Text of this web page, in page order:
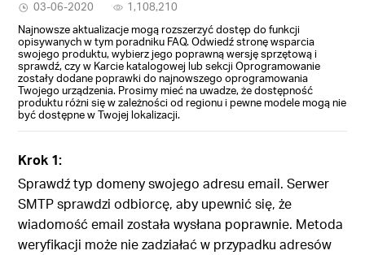
03-06-2020
1,108,210
Najnowsze aktualizacje mogą rozszerzyć dostęp do funkcji
opisywanych w tym poradniku FAQ. Odwiedź stronę wsparcia
swojego produktu, wybierz jego poprawną wersję sprzętową i
sprawdź, czy w Karcie katalogowej lub sekcji Oprogramowanie
zostały dodane poprawki do najnowszego oprogramowania
Twojego urządzenia. Prosimy mieć na uwadze, że dostępność
produktu różni się w zależności od regionu i pewne modele mogą nie
być dostępne w Twojej lokalizacji.
Krok 1:
Sprawdź typ domeny swojego adresu email. Serwer
SMTP sprawdzi odbiorcę, aby upewnić się, że
wiadomość email została wysłana poprawnie. Metoda
weryfikacji może nie zadziałać w przypadku adresów